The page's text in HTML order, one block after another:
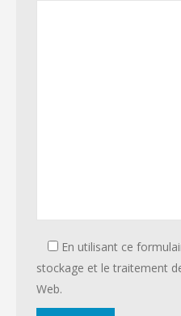
En utilisant ce
stockage et le traitement
Web.